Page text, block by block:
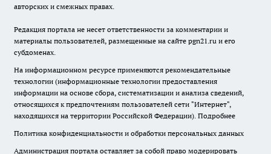
авторских и смежных правах.
Редакция портала не несет ответственности за комментарии и
материалы пользователей, размещенные на сайте pgn21.ru и его
субдоменах.
На информационном ресурсе применяются рекомендательные
технологии (информационные технологии предоставления
информации на основе сбора, систематизации и анализа сведений,
относящихся к предпочтениям пользователей сети "Интернет",
находящихся на территории Российской Федерации). Подробнее
Политика конфиденциальности и обработки персональных данных
Администрация портала оставляет за собой право модерировать